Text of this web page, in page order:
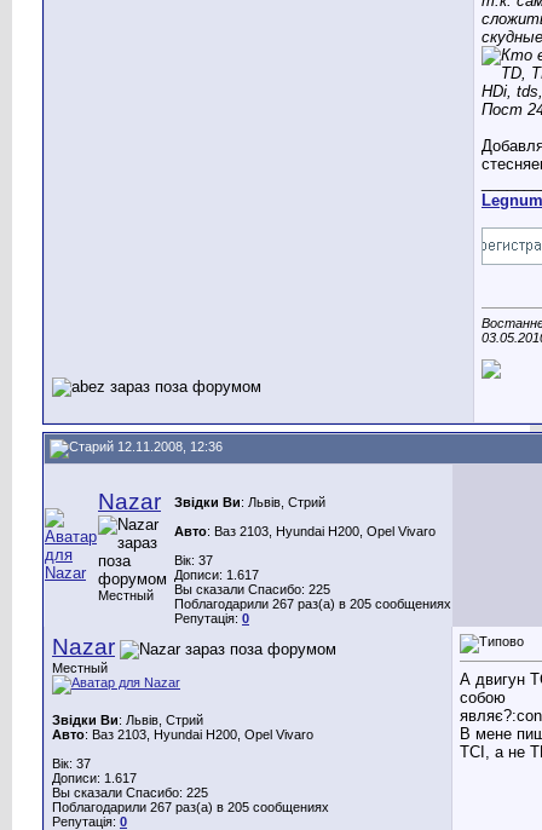
Legnum
12.11.2008, 12:36
Nazar
Местный
Звідки Ви: Львів, Стрий
Авто: Ваз 2103, Hyundai H200, Opel Vivaro
Вік: 37
Дописи: 1.617
Вы сказали Спасибо: 225
Поблагодарили 267 раз(а) в 205 сообщениях
Репутація: 0
Nazar
Местный
Звідки Ви: Львів, Стрий
Авто: Ваз 2103, Hyundai H200, Opel Vivaro
Вік: 37
Дописи: 1.617
Вы сказали Спасибо: 225
Поблагодарили 267 раз(а) в 205 сообщениях
Репутація: 0
А двигун
собою
В мене
TCI, а не